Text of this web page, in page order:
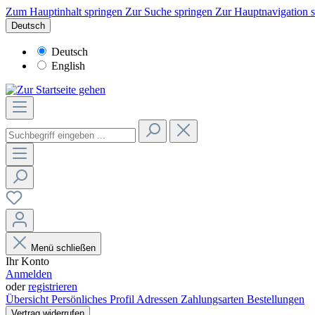
Zum Hauptinhalt springen Zur Suche springen Zur Hauptnavigation
Deutsch
Deutsch
English
Menü schließen
Ihr Konto
Anmelden
oderregistrieren
Übersicht Persönliches Profil Adressen Zahlungsarten Bestellungen